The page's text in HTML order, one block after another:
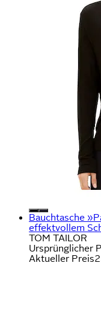
Bauchtasche
effektvollem
TOM TAILOR
Ursprünglicher
Aktueller Preis